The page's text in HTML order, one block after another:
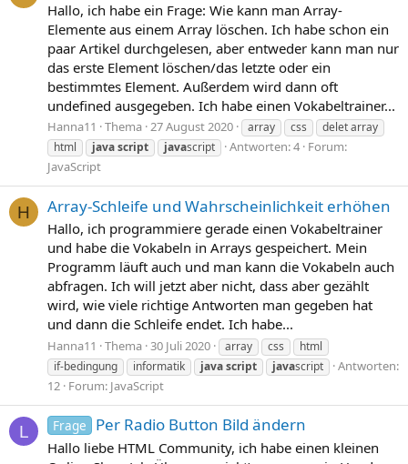
Hallo, ich habe ein Frage: Wie kann man Array-
Elemente aus einem Array löschen. Ich habe schon ein
paar Artikel durchgelesen, aber entweder kann man nur
das erste Element löschen/das letzte oder ein
bestimmtes Element. Außerdem wird dann oft
undefined ausgegeben. Ich habe einen Vokabeltrainer...
Hanna11 Thema 27 August 2020 array css
delet array
html
javascript javascript Antworten: 4 Forum:
JavaScript
H Array-Schleife und Wahrscheinlichkeit erhöhen
Hallo, ich programmiere gerade einen Vokabeltrainer
und habe die Vokabeln in Arrays gespeichert. Mein
Programm läuft auch und man kann die Vokabeln auch
abfragen. Ich will jetzt aber nicht, dass aber gezählt
wird, wie viele richtige Antworten man gegeben hat
und dann die Schleife endet. Ich habe...
Hanna11 Thema 30 Juli 2020 array css
html
if-bedingung
informatik javascript javascript
Antworten:
12 Forum: JavaScript
L Frage Per Radio Button Bild ändern
Hallo liebe HTML Community, ich habe einen kleinen